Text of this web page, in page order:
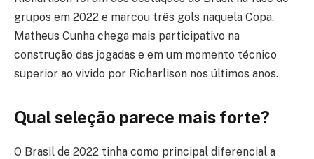
grupos em 2022 e marcou três gols naquela Copa.
Matheus Cunha chega mais participativo na
construção das jogadas e em um momento técnico
superior ao vivido por Richarlison nos últimos anos.
Qual seleção parece mais forte?
O Brasil de 2022 tinha como principal diferencial a